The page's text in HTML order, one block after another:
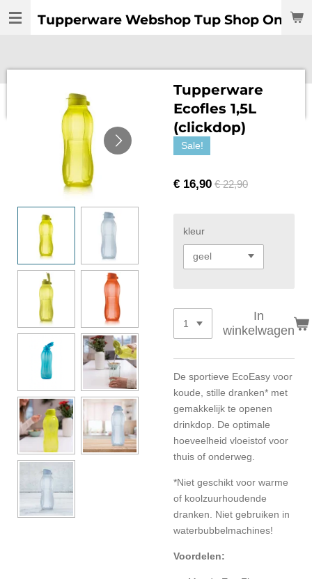
Ga
Tupperware Webshop Tup Shop
Tupperware
Ecofles 1,5L
(clickdop)
Sale!
€ 16,90 € 22,90
kleur
In
winkelwagen
De sportieve EcoEasy voor
koude, stille dranken* met
gemakkelijk te openen
drinkdop. De optimale
hoeveelheid vloeistof voor
thuis of onderweg.
*Niet geschikt voor warme
of koolzuurhoudende
dranken. Niet gebruiken in
waterbubbelmachines!
Voordelen: